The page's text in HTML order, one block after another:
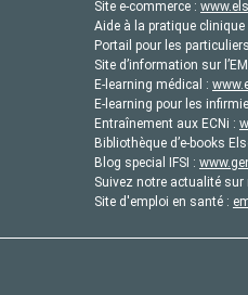
Site e-commerce :
Aide à la pratique clinique
Portail pour les
Site d’information sur
E-learning médical :
E-learning pour les
Entraînement aux ECNi :
Bibliothèque d’e-books
Blog special IFSI :
Suivez notre actualité sur
Site d'emploi en santé :